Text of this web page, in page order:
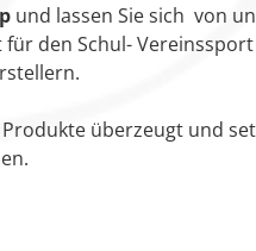
und lassen Sie sich von
den Schul-
überzeugt und